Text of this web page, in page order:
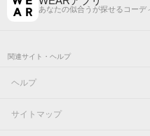
あなたの似合うが探せるコーデ
関連サイト・ヘルプ
ヘルプ
サイトマップ